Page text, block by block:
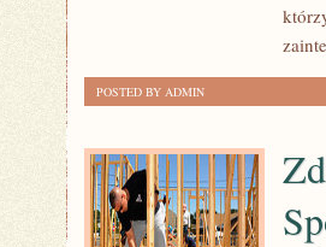
POSTED BY ADMIN